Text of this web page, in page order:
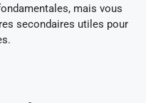
mais vous
secondaires utiles pour